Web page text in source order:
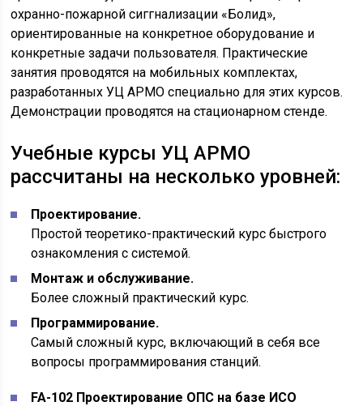
охранно-пожарной сиггнализации «Болид»,
ориентированные на конкретное оборудование и
конкретные задачи пользователя. Практические
занятия проводятся на мобильных комплектах,
разработанных УЦ АРМО специально для этих курсов.
Демонстрации проводятся на стационарном стенде.
Учебные курсы УЦ АРМО
рассчитаны на несколько уровней:
Проектирование.
Простой теоретико-практический курс быстрого
ознакомления с системой.
Монтаж и обслуживание.
Более сложный практический курс.
Программирование.
Самый сложный курс, включающий в себя все
вопросы программирования станций.
FA-102 Проектирование ОПС на базе ИСО